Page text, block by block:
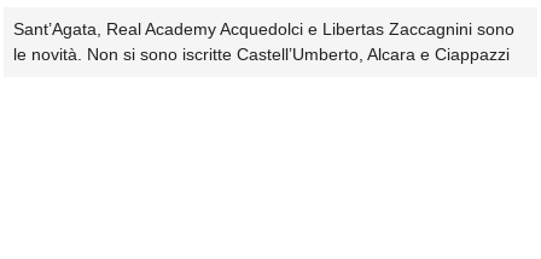
Sant’Agata, Real Academy Acquedolci e Libertas Zaccagnini sono
le novità. Non si sono iscritte Castell’Umberto, Alcara e Ciappazzi